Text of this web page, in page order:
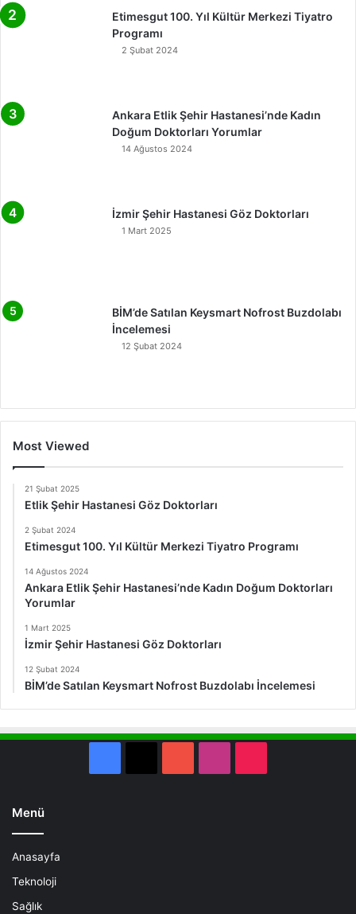
Etimesgut 100. Yıl Kültür Merkezi Tiyatro
Programı
2 Şubat 2024
Ankara Etlik Şehir Hastanesi’nde Kadın
Doğum Doktorları Yorumlar
14 Ağustos 2024
İzmir Şehir Hastanesi Göz Doktorları
1 Mart 2025
BİM’de Satılan Keysmart Nofrost Buzdolabı
İncelemesi
12 Şubat 2024
Most Viewed
21 Şubat 2025
Etlik Şehir Hastanesi Göz Doktorları
2 Şubat 2024
Etimesgut 100. Yıl Kültür Merkezi Tiyatro Programı
14 Ağustos 2024
Ankara Etlik Şehir Hastanesi’nde Kadın Doğum Doktorları
Yorumlar
1 Mart 2025
İzmir Şehir Hastanesi Göz Doktorları
12 Şubat 2024
BİM’de Satılan Keysmart Nofrost Buzdolabı İncelemesi
Menü
Anasayfa
Teknoloji
Sağlık